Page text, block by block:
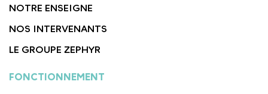
NOTRE ENSEIGNE
NOS INTERVENANTS
LE GROUPE ZEPHYR
FONCTIONNEMENT